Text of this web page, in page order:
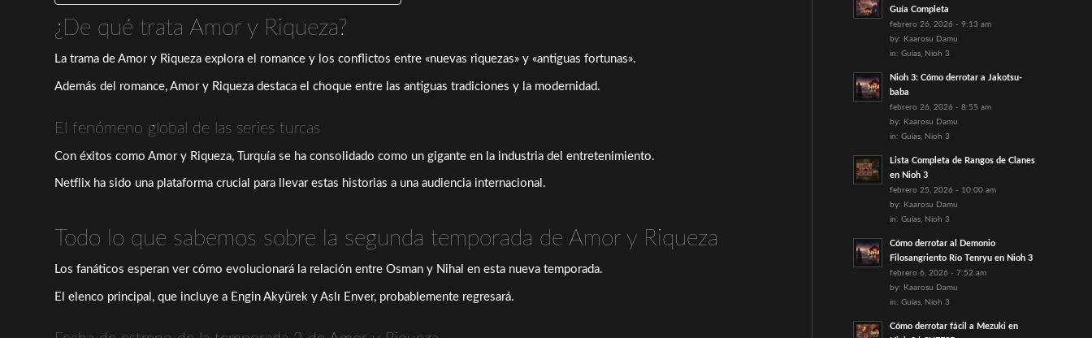
¿De qué trata Amor y Riqueza?
La trama de Amor y Riqueza explora el romance y los conflictos entre «nuevas riquezas» y «antiguas fortunas».
Además del romance, Amor y Riqueza destaca el choque entre las antiguas tradiciones y la modernidad.
El fenómeno global de las series turcas
Con éxitos como Amor y Riqueza, Turquía se ha consolidado como un gigante en la industria del entretenimiento.
Netflix ha sido una plataforma crucial para llevar estas historias a una audiencia internacional.
Todo lo que sabemos sobre la segunda temporada de Amor y Riqueza
Los fanáticos esperan ver cómo evolucionará la relación entre Osman y Nihal en esta nueva temporada.
El elenco principal, que incluye a Engin Akyürek y Aslı Enver, probablemente regresará.
Guía Completa
febrero 26, 2026 - 9:13 am
by: Kaarosu Damu
in: Guías, Nioh 3
Nioh 3: Cómo derrotar a Jakotsu-
baba
febrero 26, 2026 - 8:55 am
by: Kaarosu Damu
in: Guías, Nioh 3
Lista Completa de Rangos de Clanes
en Nioh 3
febrero 25, 2026 - 10:00 am
by: Kaarosu Damu
in: Guías, Nioh 3
Cómo derrotar al Demonio
Filosangriento Río Tenryu en Nioh 3
febrero 6, 2026 - 7:52 am
by: Kaarosu Damu
in: Guías, Nioh 3
Cómo derrotar fácil a Mezuki en